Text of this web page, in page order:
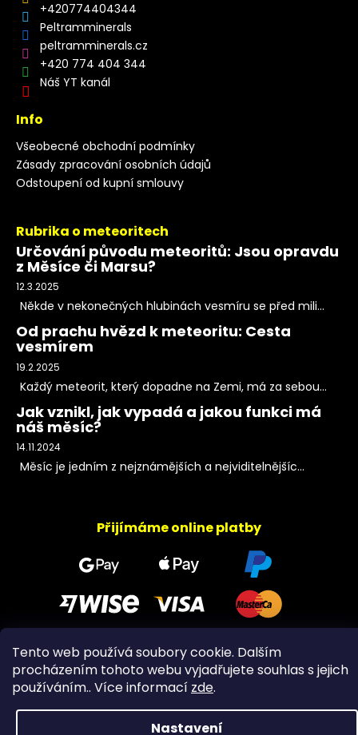
Tento web používá soubory cookie. Dalším
procházením tohoto webu vyjadřujete souhlas s jejich
používáním.. Více informací zde.
Nastavení
+420774404344
Peltramminerals
peltramminerals.cz
+420 774 404 344
Náš YT kanál
Info
Všeobecné obchodní podmínky
Zásady zpracování osobních údajů
Odstoupení od kupní smlouvy
Rubrika o meteoritech
Určování původu meteoritů: Jsou opravdu
z Měsíce či Marsu?
12.3.2025
Někde v nekonečných hlubinách vesmíru se před mili...
Od prachu hvězd k meteoritu: Cesta
vesmírem
19.2.2025
Každý meteorit, který dopadne na Zemi, má za sebou...
Jak vznikl, jak vypadá a jakou funkci má
náš měsíc?
14.11.2024
Měsíc je jedním z nejznámějších a nejviditelnějšíc...
Přijímáme online platby
Copyright 2026PeltramMinerals. Všechna práva
vyhrazena.